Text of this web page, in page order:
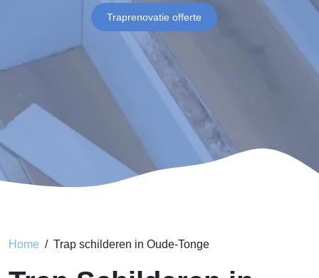
Traprenovatie offerte
Home Trap schilderen in Oude-Tonge